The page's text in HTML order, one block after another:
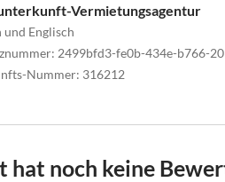
Vermietungsagentur
und Englisch
: 2499bfd3-fe0b-434e-b766-
Nummer: 316212
hat noch keine